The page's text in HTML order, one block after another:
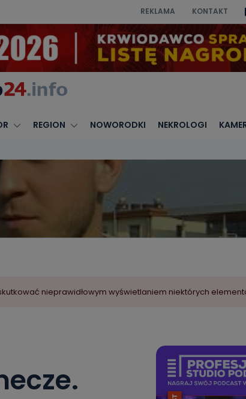
REKLAMA KONTAKT
REGION NOWORODKI NEKROLOGI
nieprawidłowym wyświetlaniem niektórych